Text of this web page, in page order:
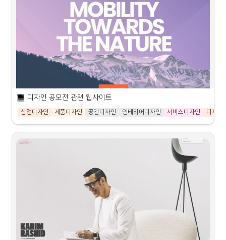
중간고사는 과제 대체입니다. 과제는 수업의 진행상황에 따라 다
르게 부여될 수 있습니다.
기말고사
기말고사는 과제 대체입니다. 기말 과제는 프로젝트형으로 진행예
정이며 한학기 동안 공부한 여러분의 모든 과정을 평가하는 과정
이니 만큼 최선을 다하시는 분들이 좋은 점수를 받을 수 있습니다.
안내사항
1.
이번학기 본 수업에서는 전반기에 빅데이터 리서치 방법을
최초로 도입하고자 하는 수업입니다.
드시 관심이 있는 학생들이 수업에 참여하시길 권장합니다.
개인적인 비용이 일부 발생할 수 있으니 참고바랍니다.
안내드리는 소프트웨어를 사용할 수 있도록 권장합니다
(NodeXL, Rhino, Sketchup 등).
architecture and design
https://www.archiproducts.com/en
designers apply to jobs and
post portfolios of their work.
디자인 포트폴리오를 만드는데 도움이 될만한 웹사이트인 coroflot입니다.
이곳은 전세계 디자이너들이 자신의 포트폴리오를 공유하고 홍보하는 자리로
모든 디자이너가 참여할 수 있는 좋은 플랫폼입니다.
관심 있으신 분들께서는 참여해보시는 것도 좋을 것 같습니다. 저 또한 학생때
이곳에 포트폴리오를 올리기도 했고 채용의뢰도 받아보기도 했던 경험이 있었
KG모빌리티 디자인 공모전
비전을 찾습니다.
KG모빌리티 디자인 공모전 2023“2030년을 준비할 미래 운송수
디자인 공모전 관련 웹사이트
산업디자인 제품디자인 공간디자인 인테리어디자인 서비스디자인 디자인